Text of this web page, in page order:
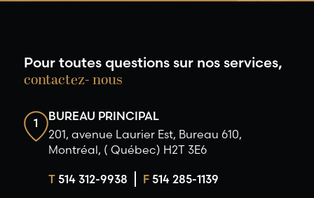
Pour toutes questions sur nos services,
contactez- nous
1
BUREAU PRINCIPAL
201, avenue Laurier Est, Bureau 610,
Montréal, ( Québec) H2T 3E6
T514 312-9938 F514 285-1139